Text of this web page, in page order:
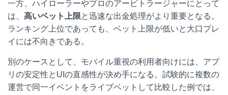
一方、ハイローラーやプロのアービトラージャーにとって
は、 高いベット上限と迅速な出金処理がより重要となる。
ランキング上位であっても、ベット上限が低いと大口プレ
イには不向きである。
別のケースとして、モバイル重視の利用者向けには、アプ
リの安定性とUIの直感性が決め手になる。試験的に複数の
運営で同一イベントをライブベットして比較した例では、